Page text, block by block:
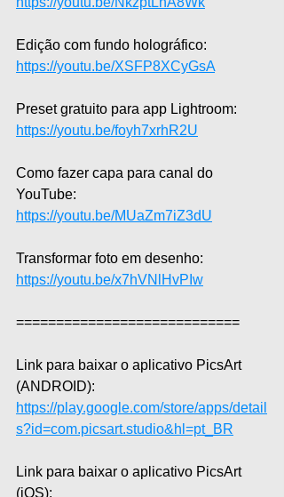
Edição com fundo holográfico:
https://youtu.be/XSFP8XCyGsA
Preset gratuito para app Lightroom:
https://youtu.be/foyh7xrhR2U
Como fazer capa para canal do
YouTube:
https://youtu.be/MUaZm7iZ3dU
Transformar foto em desenho:
https://youtu.be/x7hVNlHvPIw
============================
Link para baixar o aplicativo PicsArt
(ANDROID):
https://play.google.com/store/apps/detail
s?id=com.picsart.studio&hl=pt_BR
Link para baixar o aplicativo PicsArt
(iOS):